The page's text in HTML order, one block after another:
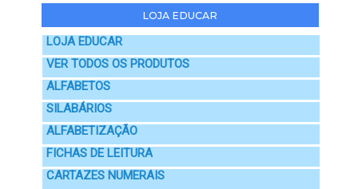
LOJA EDUCAR
LOJA EDUCAR
VER TODOS OS PRODUTOS
ALFABETOS
SILABÁRIOS
ALFABETIZAÇÃO
FICHAS DE LEITURA
CARTAZES NUMERAIS